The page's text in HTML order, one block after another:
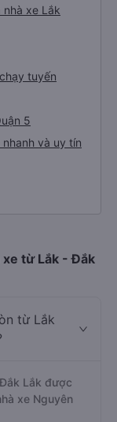
nhà xe Lắk
tuyến
5
và uy tín
từ Lắk - Đắk
từ Lắk
Lắk được
xe Nguyên